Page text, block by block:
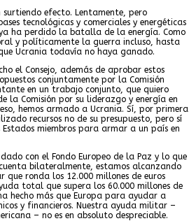
surtiendo efecto. Lentamente, pero
tecnológicas y comerciales y energéticas
ha perdido la batalla de la energía. Como
y políticamente la guerra incluso, hasta
Ucrania todavía no haya ganado.
el Consejo, además de aprobar estos
conjuntamente por la Comisión
en un trabajo conjunto, que quiero
la Comisión por su liderazgo y energía en
hemos armado a Ucrania. Sí, por primera
recursos no de su presupuesto, pero sí
Estados miembros para armar a un país en
con el Fondo Europeo de la Paz y lo que
bilateralmente, estamos alcanzando
ronda los 12.000 millones de euros
total que supera los 60.000 millones de
hecho más que Europa para ayudar a
y financieros. Nuestra ayuda militar –
– no es en absoluto despreciable.